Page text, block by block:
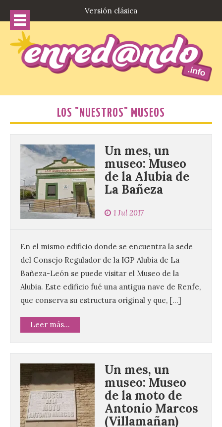
Versión clásica
LOS "NUESTROS" MUSEOS
Un mes, un
museo: Museo
de la Alubia de
La Bañeza
1 Jul 2017
En el mismo edificio donde se encuentra la sede
del Consejo Regulador de la IGP Alubia de La
Bañeza-León se puede visitar el Museo de la
Alubia. Este edificio fué una antigua nave de Renfe,
que conserva su estructura original y que, […]
Leer más...
Un mes, un
museo: Museo
de la moto de
Antonio Marcos
(Villamañan)